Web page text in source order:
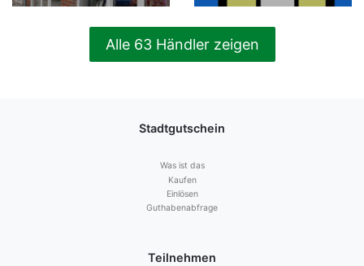
Alle 63 Händler zeigen
Stadtgutschein
Was ist das
Kaufen
Einlösen
Guthabenabfrage
Teilnehmen